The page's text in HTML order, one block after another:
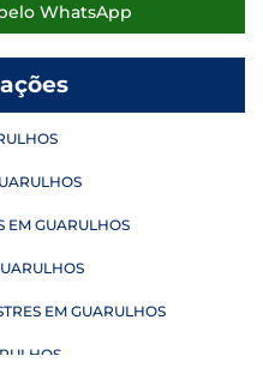
WhatsApp
EM GUARULHOS
EM GUARULHOS